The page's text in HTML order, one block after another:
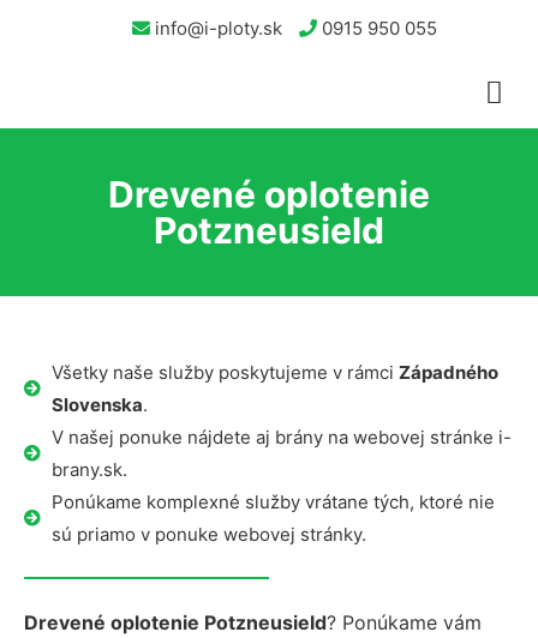
info@i-ploty.sk 0915 950 055
Drevené oplotenie
Potzneusield
Všetky naše služby poskytujeme v rámci Západného
Slovenska.
V našej ponuke nájdete aj brány na webovej stránke i-
brany.sk.
Ponúkame komplexné služby vrátane tých, ktoré nie
sú priamo v ponuke webovej stránky.
Drevené oplotenie Potzneusield? Ponúkame vám